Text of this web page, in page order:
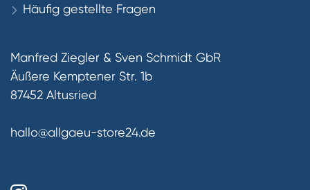
Häufig gestellte Fragen
Manfred Ziegler & Sven Schmidt GbR
Äußere Kemptener Str. 1b
87452 Altusried
hallo@allgaeu-store24.de